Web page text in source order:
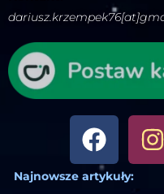
Najnowsze artykuły: